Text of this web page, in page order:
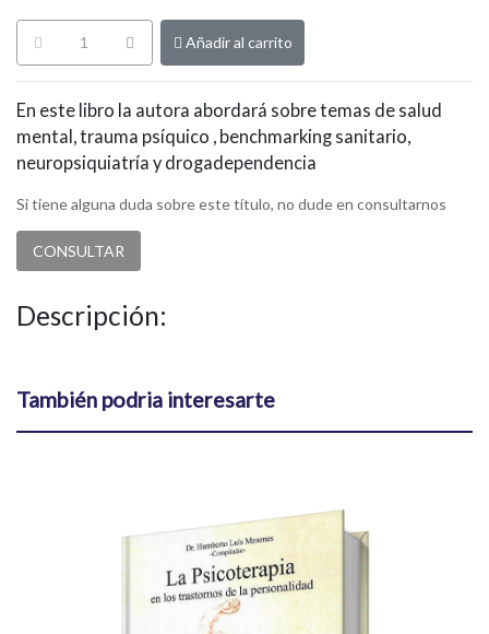
Añadir al carrito
En este libro la autora abordará sobre temas de salud
mental, trauma psíquico , benchmarking sanitario,
neuropsiquiatría y drogadependencia
Si tiene alguna duda sobre este título, no dude en consultarnos
CONSULTAR
Descripción:
También podria interesarte